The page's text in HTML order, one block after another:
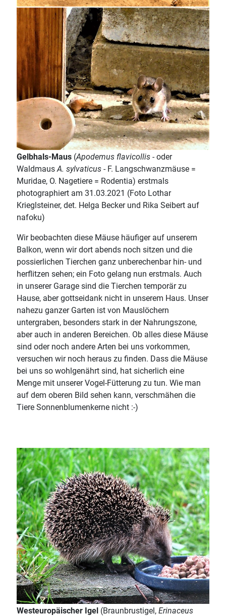
Gelbhals-Maus (Apodemus flavicollis - oder
WaldmausA. sylvaticus - F. Langschwanzmäuse =
Muridae, O. Nagetiere = Rodentia) erstmals
photographiert am 31.03.2021 (Foto Lothar
Krieglsteiner, det. Helga Becker und Rika Seibert auf
nafoku)
Wir beobachten diese Mäuse häufiger auf unserem
Balkon, wenn wir dort abends noch sitzen und die
possierlichen Tierchen ganz unberechenbar hin- und
herflitzen sehen; ein Foto gelang nun erstmals. Auch
in unserer Garage sind die Tierchen temporär zu
Hause, aber gottseidank nicht in unserem Haus. Unser
nahezu ganzer Garten ist von Mauslöchern
untergraben, besonders stark in der Nahrungszone,
aber auch in anderen Bereichen. Ob alles diese Mäuse
sind oder noch andere Arten bei uns vorkommen,
versuchen wir noch heraus zu finden. Dass die Mäuse
bei uns so wohlgenährt sind, hat sicherlich eine
Menge mit unserer Vogel-Fütterung zu tun. Wie man
auf dem oberen Bild sehen kann, verschmähen die
Tiere Sonnenblumenkerne nicht :-)
Westeuropäischer Igel (Braunbrustigel, Erinaceus